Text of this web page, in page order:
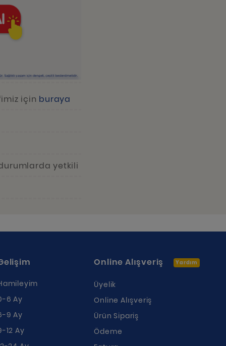
için buraya
yetkili
6 Ay
9 Ay
12 Ay
Online Alışveriş Yardım
Üyelik
Online Alışveriş
Ürün Sipariş
Ödeme